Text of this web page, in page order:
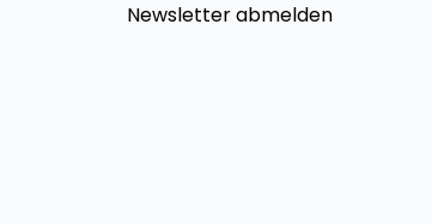
Newsletter abmelden